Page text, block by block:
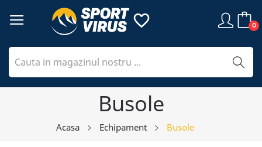
0
favorite_border
Busole
Acasa Echipament Busole